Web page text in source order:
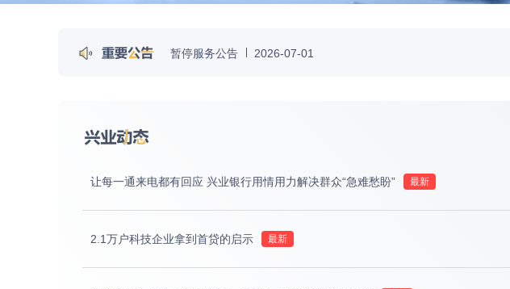
暂停服务公告 2026-07-01
让每一通来电都有回应 兴业银行用情用力解决群众“急难愁盼”
2.1万户科技企业拿到首贷的启示